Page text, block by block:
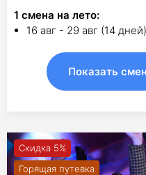
1 смена на лето:
16 авг - 29 авг (14
Показать
Скидка 5%
Горящая путевка